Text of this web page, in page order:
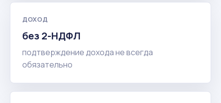
ДОХОД
без 2-НДФЛ
подтверждение дохода не всегда
обязательно